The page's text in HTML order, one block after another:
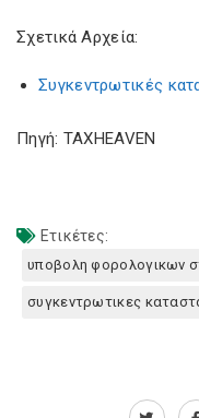
Σχετικά Αρχεία:
Συγκεντρωτικές
Πηγή: TAXHEAVEN
Ετικέτες:
υποβολη φορολογικων
συγκεντρωτικες